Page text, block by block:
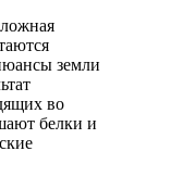
земли
во
белки и